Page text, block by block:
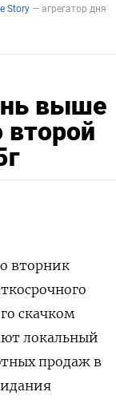
выше
второй
вторник
скачком
локальный
продаж в